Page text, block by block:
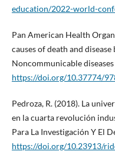
education/2022-world-
Pan American Health
causes of death and
Noncommunicable
https://doi.org/10.37774/
Pedroza, R. (2018). La
en la cuarta revolución
Para La Investigación Y El
https://doi.org/10.23913/